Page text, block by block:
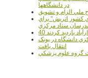
در دانشگاهها
ملي الزام و تشويق
كشور اتريش" براي
ستاد مرکزي
بازديد کردند
دانشگاه در پونک
انتقال يافت
گروه علوم پزشکي